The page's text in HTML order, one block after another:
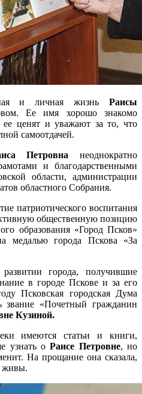
и личная жизнь Раисы
Ее имя хорошо знакомо
ценят и уважают за то, что
самоотдачей.
Петровна неоднократно
и благодарственными
области, администрации
областного Собрания.
патриотического воспитания
общественную позицию
образования «Город Псков»
медалью города Пскова «За
города, получившие
в городе Пскове и за его
Псковская городская Дума
звание «Почетный гражданин
Кузиной.
имеются статьи и книги,
узнать оРаисе Петровне, но
На прощание она сказала,
живы.